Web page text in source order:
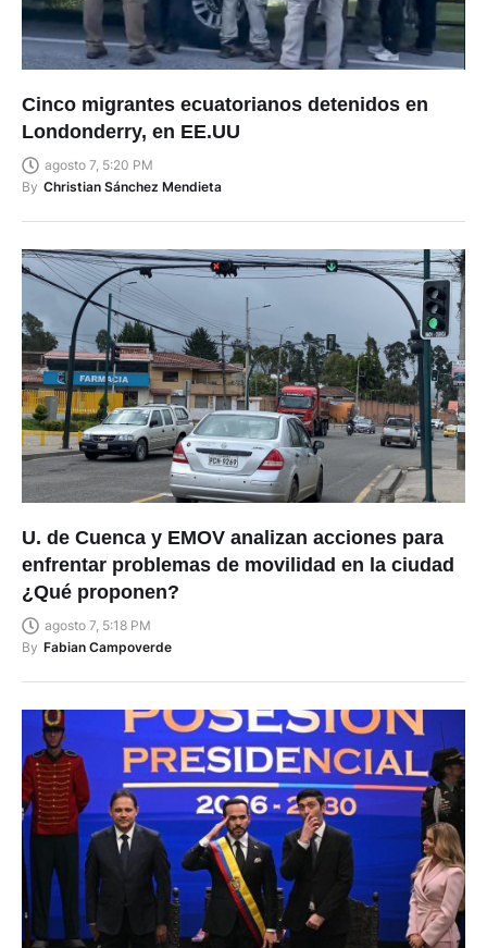
Cinco migrantes ecuatorianos detenidos en
Londonderry, en EE.UU
agosto 7, 5:20 PM
By Christian Sánchez Mendieta
U. de Cuenca y EMOV analizan acciones para
enfrentar problemas de movilidad en la ciudad
¿Qué proponen?
agosto 7, 5:18 PM
By Fabian Campoverde